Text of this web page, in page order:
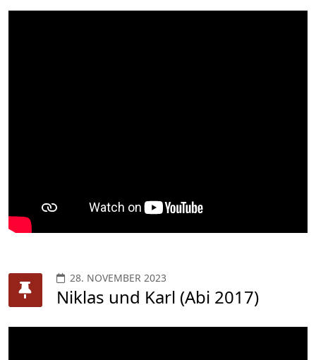
28. NOVEMBER 2023
Niklas und Karl (Abi 2017)